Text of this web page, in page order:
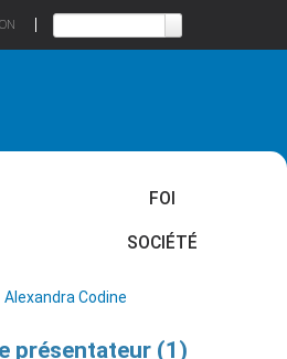
FOI
SOCIÉTÉ
Alexandra Codine
présentateur (1)